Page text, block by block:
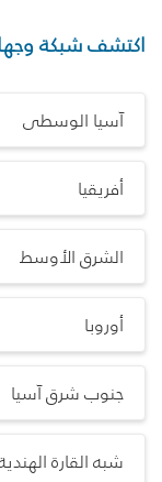
اكتشف شبكة
آسيا الوسطى
أفريقيا
الشرق الأوسط
أوروبا
جنوب شرق آسيا
شبه القارة